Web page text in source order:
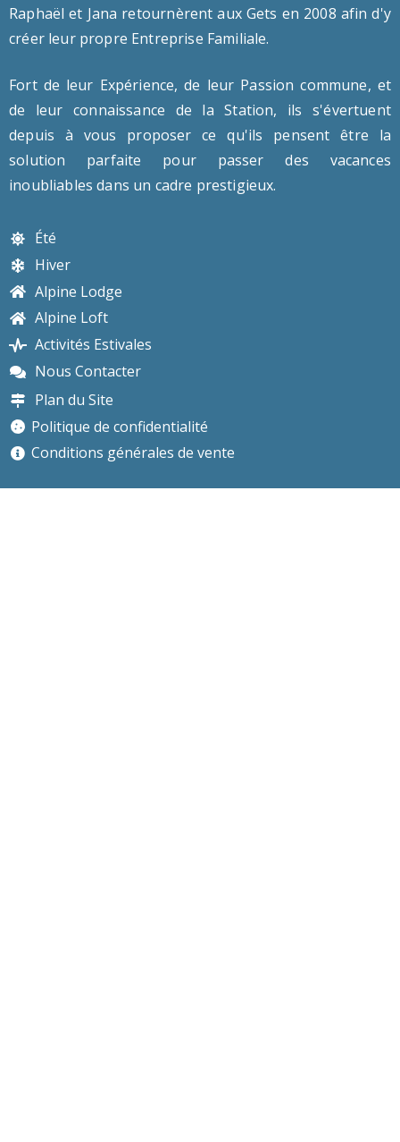
Raphaël et Jana retournèrent aux Gets en 2008 afin d'y
créer leur propre Entreprise Familiale.
Fort de leur Expérience, de leur Passion commune, et
de leur connaissance de la Station, ils s'évertuent
depuis à vous proposer ce qu'ils pensent être la
solution parfaite pour passer des vacances
inoubliables dans un cadre prestigieux.
Été
Hiver
Alpine Lodge
Alpine Loft
Activités Estivales
Nous Contacter
Plan du Site
Politique de confidentialité
Conditions générales de vente